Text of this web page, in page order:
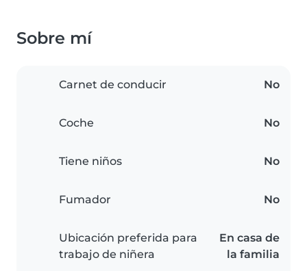
Sobre mí
Carnet de conducir No
Coche No
Tiene niños No
Fumador No
Ubicación preferida para
trabajo de niñera
En casa de
la familia